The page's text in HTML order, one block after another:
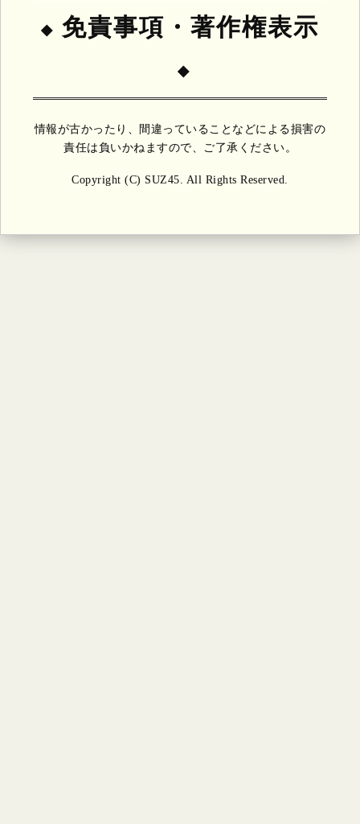
免責事項・著作権表示
情報が古かったり、間違っていることなどによる損害の
責任は負いかねますので、ご了承ください。
Copyright (C) SUZ45. All Rights Reserved.